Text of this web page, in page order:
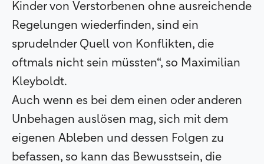
Kinder von Verstorbenen ohne ausreichende
Regelungen wiederfinden, sind ein
sprudelnder Quell von Konflikten, die
oftmals nicht sein müssten“, so Maximilian
Kleyboldt.
Auch wenn es bei dem einen oder anderen
Unbehagen auslösen mag, sich mit dem
eigenen Ableben und dessen Folgen zu
befassen, so kann das Bewusstsein, die